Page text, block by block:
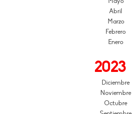
Abril
Marzo
Febrero
Enero
2023
Diciembre
Noviembre
Octubre